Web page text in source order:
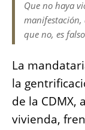
Que no haya
manifestación,
que no, es
La
la
de la CDMX,
vivienda,